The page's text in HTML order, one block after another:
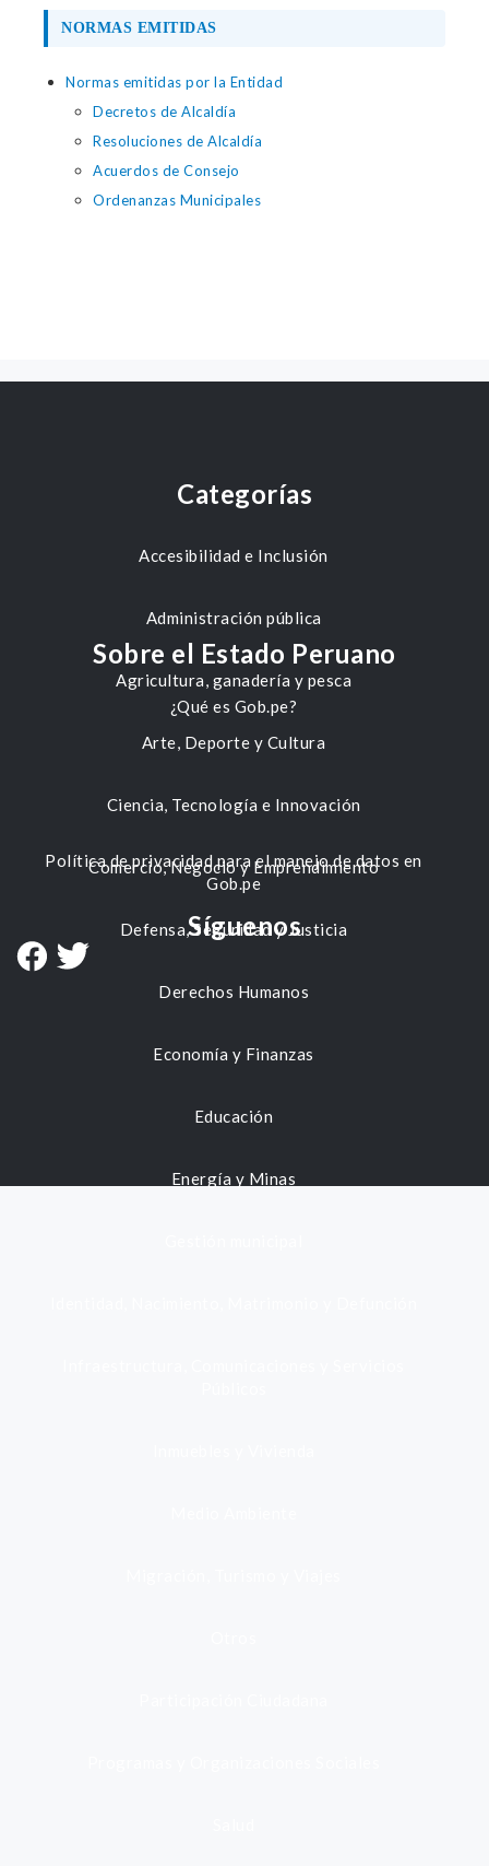
NORMAS EMITIDAS
Normas emitidas por la Entidad
Decretos de Alcaldía
Resoluciones de Alcaldía
Acuerdos de Consejo
Ordenanzas Municipales
Categorías
Accesibilidad e Inclusión
Administración pública
Agricultura, ganadería y pesca
Arte, Deporte y Cultura
Ciencia, Tecnología e Innovación
Comercio, Negocio y Emprendimiento
Defensa, Seguridad y Justicia
Derechos Humanos
Economía y Finanzas
Educación
Energía y Minas
Sobre el Estado Peruano
¿Qué es Gob.pe?
Política de privacidad para el manejo de datos en
Gob.pe
Síguenos